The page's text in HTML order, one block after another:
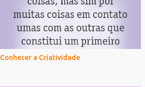
Conhecer a Criatividade